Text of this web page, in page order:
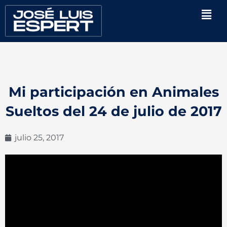
contenido
Mi participación en Animales
Sueltos del 24 de julio de 2017
julio 25, 2017